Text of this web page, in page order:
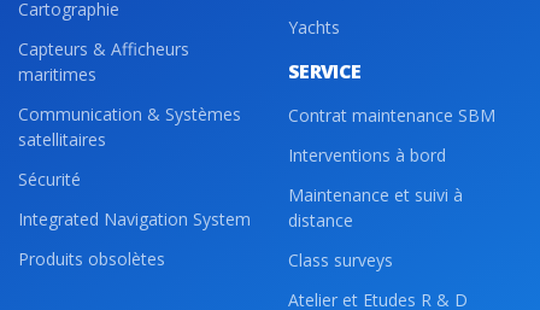
Cartographie
Capteurs & Afficheurs
maritimes
Communication & Systèmes
satellitaires
Sécurité
Integrated Navigation System
Produits obsolètes
Yachts
SERVICE
Contrat maintenance SBM
Interventions à bord
Maintenance et suivi à
distance
Class surveys
Atelier et Etudes R & D